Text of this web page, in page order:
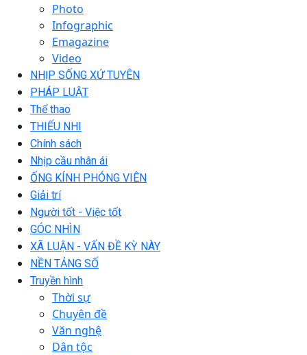
Photo
Infographic
Emagazine
Video
NHỊP SỐNG XỨ TUYÊN
PHÁP LUẬT
Thể thao
THIẾU NHI
Chính sách
Nhịp cầu nhân ái
ỐNG KÍNH PHÓNG VIÊN
Giải trí
Người tốt - Việc tốt
GÓC NHÌN
XÃ LUẬN - VẤN ĐỀ KỲ NÀY
NỀN TẢNG SỐ
Truyền hình
Thời sự
Chuyên đề
Văn nghệ
Dân tộc